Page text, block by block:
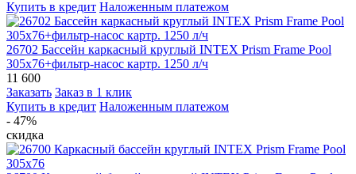
Купить в кредит Наложенным платежом
26702 Бассейн каркасный круглый INTEX Prism Frame Pool
305х76+фильтр-насос картр. 1250 л/ч
11 600
Заказать Заказ в 1 клик
Купить в кредит Наложенным платежом
- 47%
скидка